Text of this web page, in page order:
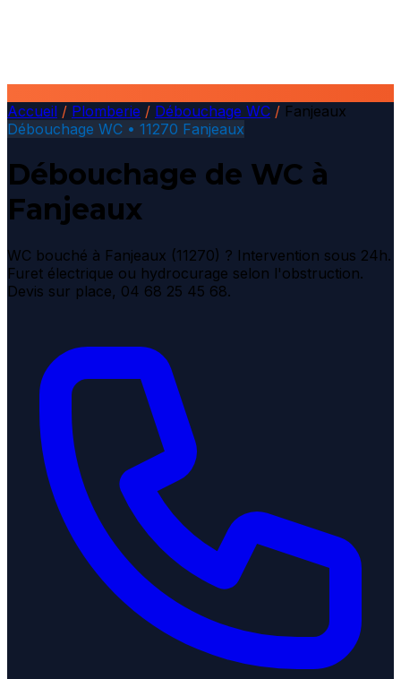
Accueil / Plomberie / Débouchage WC / Fanjeaux
Débouchage WC • 11270 Fanjeaux
Débouchage de WC à
Fanjeaux
WC bouché à Fanjeaux (11270) ? Intervention sous 24h.
Furet électrique ou hydrocurage selon l'obstruction.
Devis sur place, 04 68 25 45 68.